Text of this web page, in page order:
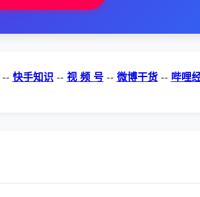
-- 快手知识 -- 视 频 号 -- 微博干货 -- 哔哩